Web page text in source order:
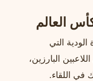
العالم
التي
البارزين،
في اللقاء.